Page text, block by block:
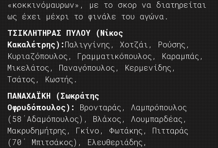
«κοκκινόμαυρων», με το σκορ να διατηρείται
ως έχει μέχρι το φινάλε του αγώνα.
TΣΙΚΛΗΤΗΡΑΣ ΠΥΛΟΥ
(Νίκος
Κακαλέτρης):Παλιγγίνης, Xοτζάι, Ρούσης,
Κυριαζόπουλος, Γραμματικόπουλος, Καραμπάς,
Μικελάτος, Παναγόπουλος, Κερμενίδης,
Τσάτος, Κωστής.
ΠΑΝΑΧΑΪΚΗ
(Σωκράτης
Οφρυδόπουλος):
Βρονταράς, Λαμπρόπουλος
(58΄Αδαμόπουλος), Βλάχος, Λουμπαρδέας,
Μακρυδημήτρης, Γκίνο, Φωτάκης, Πιτταράς
(70΄ Μπιτσάκος), Ελευθεριάδης,